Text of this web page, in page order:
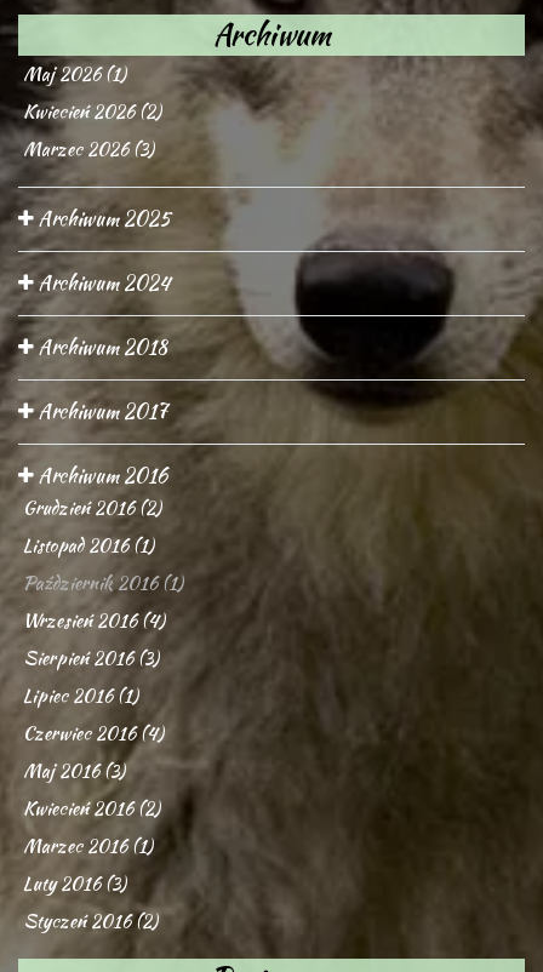
Archiwum
Maj 2026 (1)
Kwiecień 2026 (2)
Marzec 2026 (3)
Archiwum 2025
Archiwum 2024
Archiwum 2018
Archiwum 2017
Archiwum 2016
Grudzień 2016 (2)
Listopad 2016 (1)
Październik 2016 (1)
Wrzesień 2016 (4)
Sierpień 2016 (3)
Lipiec 2016 (1)
Czerwiec 2016 (4)
Maj 2016 (3)
Kwiecień 2016 (2)
Marzec 2016 (1)
Luty 2016 (3)
Styczeń 2016 (2)